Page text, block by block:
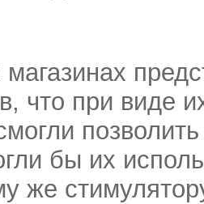
что при виде
бы их
же